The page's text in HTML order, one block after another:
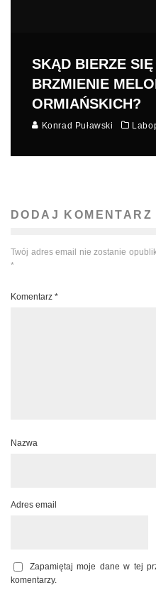
SKĄD BIERZE
BRZMIENIE
ORMIAŃSKICH?
Konrad Puławski
DODAJ KOMENTARZ
Twój adres email nie zostanie
*
Komentarz *
Nazwa
Adres email
Zapamiętaj moje dane w tej
komentarzy.